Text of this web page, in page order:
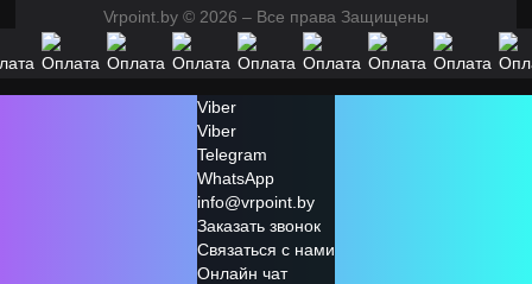
Vrpoint.by © 2026 – Все права Защищены
Viber
Viber
Telegram
WhatsApp
info@vrpoint.by
Заказать звонок
Связаться с нами
Онлайн чат